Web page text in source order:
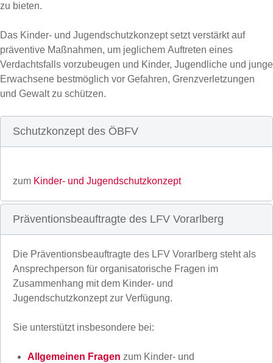
zu bieten.
Das Kinder- und Jugendschutzkonzept setzt verstärkt auf
präventive Maßnahmen, um jeglichem Auftreten eines
Verdachtsfalls vorzubeugen und Kinder, Jugendliche und junge
Erwachsene bestmöglich vor Gefahren, Grenzverletzungen
und Gewalt zu schützen.
Schutzkonzept des ÖBFV
zum Kinder- und Jugendschutzkonzept
Präventionsbeauftragte des LFV Vorarlberg
Die Präventionsbeauftragte des LFV Vorarlberg steht als
Ansprechperson für organisatorische Fragen im
Zusammenhang mit dem Kinder- und
Jugendschutzkonzept zur Verfügung.
Sie unterstützt insbesondere bei:
Allgemeinen Fragen zum Kinder- und